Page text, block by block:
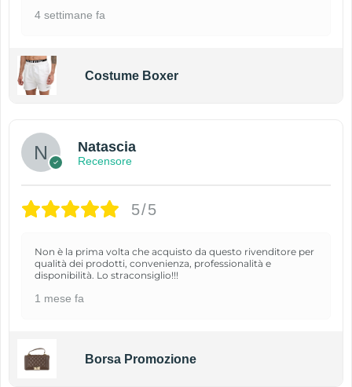
4 settimane fa
Costume Boxer
Natascia
Recensore
5/5
Non è la prima volta che acquisto da questo rivenditore per
qualità dei prodotti, convenienza, professionalità e
disponibilità. Lo straconsiglio!!!
1 mese fa
Borsa Promozione